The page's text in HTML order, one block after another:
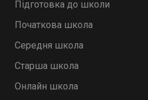
Підготовка до школи
Початкова школа
Середня школа
Старша школа
Онлайн школа